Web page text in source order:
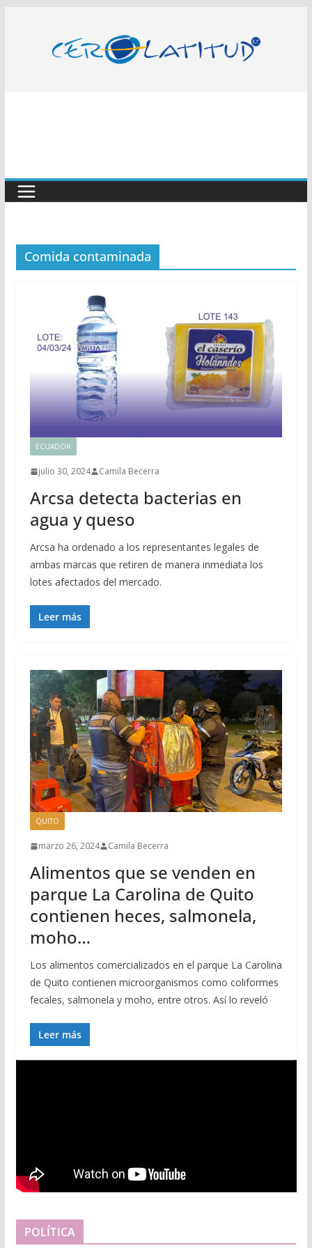
contenido
Comida contaminada
ECUADOR
julio 30, 2024 Camila Becerra
Arcsa detecta bacterias en
agua y queso
Arcsa ha ordenado a los representantes legales de
ambas marcas que retiren de manera inmediata los
lotes afectados del mercado.
Leer más
QUITO
marzo 26, 2024 Camila Becerra
Alimentos que se venden en
parque La Carolina de Quito
contienen heces, salmonela,
moho…
Los alimentos comercializados en el parque La Carolina
de Quito contienen microorganismos como coliformes
fecales, salmonela y moho, entre otros. Así lo reveló
Leer más
POLÍTICA